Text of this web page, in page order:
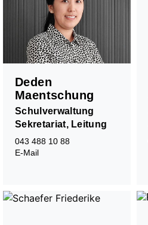
Deden
Maentschung
Schulverwaltung
Sekretariat, Leitung
043 488 10 88
E-Mail